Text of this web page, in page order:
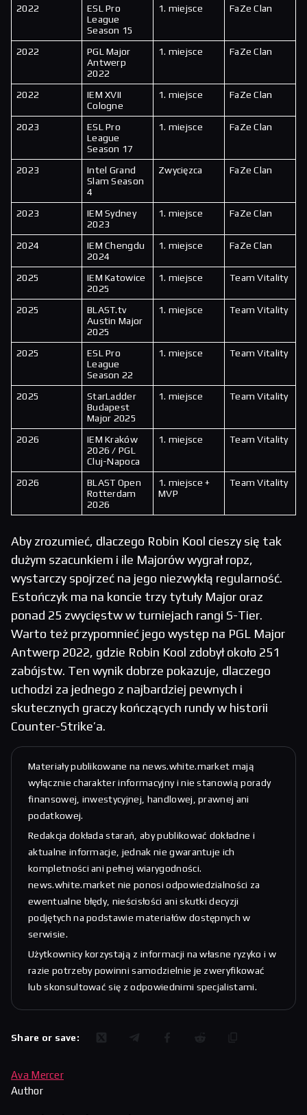
2022
ESL Pro
League
Season 15
1. miejsce FaZe Clan
2022
PGL Major
Antwerp
2022
1. miejsce FaZe Clan
2022
IEM XVII
Cologne
1. miejsce FaZe Clan
2023
ESL Pro
League
Season 17
1. miejsce FaZe Clan
2023
Intel Grand
Slam Season
4
Zwycięzca FaZe Clan
2023
IEM Sydney
2023
1. miejsce FaZe Clan
2024
IEM Chengdu
2024
1. miejsce FaZe Clan
2025
IEM Katowice
2025
1. miejsce Team Vitality
2025
BLAST.tv
Austin Major
2025
1. miejsce Team Vitality
2025
ESL Pro
League
Season 22
1. miejsce Team Vitality
2025
StarLadder
Budapest
Major 2025
1. miejsce Team Vitality
2026
IEM Kraków
2026 / PGL
Cluj-Napoca
1. miejsce Team Vitality
2026
BLAST Open
Rotterdam
2026
1. miejsce +
MVP
Team Vitality
Aby zrozumieć, dlaczego Robin Kool cieszy się tak
dużym szacunkiem i ile Majorów wygrał ropz,
wystarczy spojrzeć na jego niezwykłą regularność.
Estończyk ma na koncie trzy tytuły Major oraz
ponad 25 zwycięstw w turniejach rangi S-Tier.
Warto też przypomnieć jego występ na PGL Major
Antwerp 2022, gdzie Robin Kool zdobył około 251
zabójstw. Ten wynik dobrze pokazuje, dlaczego
uchodzi za jednego z najbardziej pewnych i
skutecznych graczy kończących rundy w historii
Counter-Strike’a.
Materiały publikowane na news.white.market mają
wyłącznie charakter informacyjny i nie stanowią porady
finansowej, inwestycyjnej, handlowej, prawnej ani
podatkowej.
Redakcja dokłada starań, aby publikować dokładne i
aktualne informacje, jednak nie gwarantuje ich
kompletności ani pełnej wiarygodności.
news.white.market nie ponosi odpowiedzialności za
ewentualne błędy, nieścisłości ani skutki decyzji
podjętych na podstawie materiałów dostępnych w
serwisie.
Użytkownicy korzystają z informacji na własne ryzyko i w
razie potrzeby powinni samodzielnie je zweryfikować
lub skonsultować się z odpowiednimi specjalistami.
Share or save:
Ava Mercer
Author